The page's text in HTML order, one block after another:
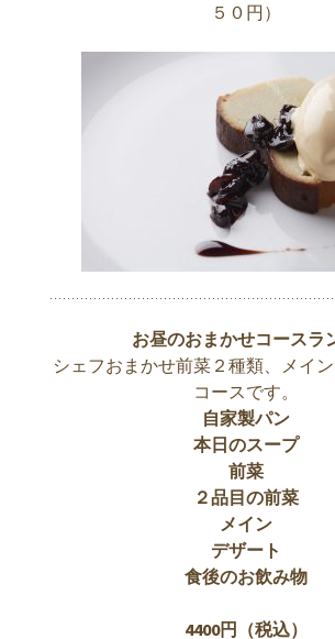
５０円）
お昼のおまかせコースラ
シェフおまかせ前菜２種類、メイ
コースです。
自家製パン
本日のスープ
前菜
２品目の前菜
メイン
デザート
食後のお飲み物
4400円（税込）